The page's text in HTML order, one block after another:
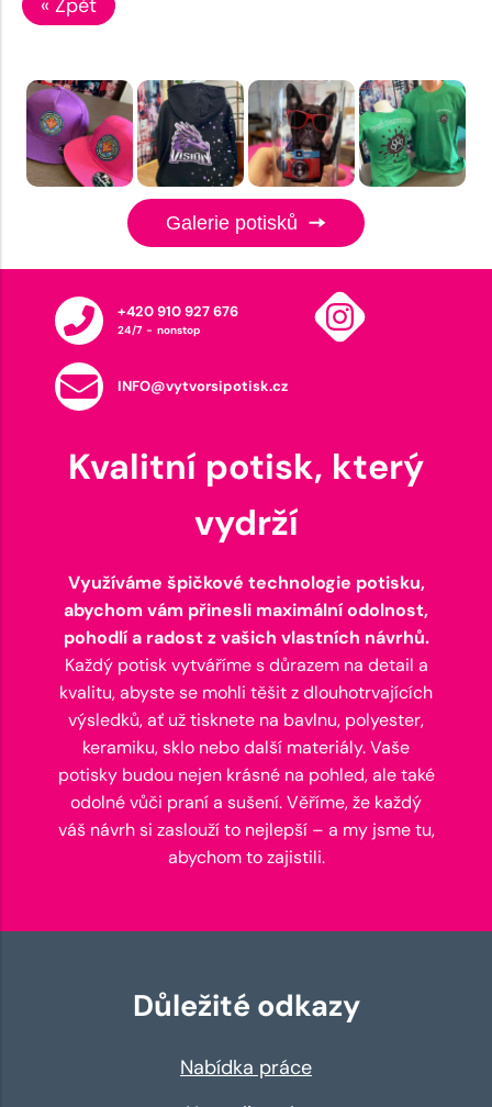
Galerie potisků
+420 910 927 676
24/7 - nonstop
INFO@vytvorsipotisk.cz
Kvalitní potisk, který
vydrží
Využíváme špičkové technologie potisku,
abychom vám přinesli maximální odolnost,
pohodlí a radost z vašich vlastních návrhů.
Každý potisk vytváříme s důrazem na detail a
kvalitu, abyste se mohli těšit z dlouhotrvajících
výsledků, ať už tisknete na bavlnu, polyester,
keramiku, sklo nebo další materiály. Vaše
potisky budou nejen krásné na pohled, ale také
odolné vůči praní a sušení. Věříme, že každý
váš návrh si zaslouží to nejlepší – a my jsme tu,
abychom to zajistili.
Důležité odkazy
Nabídka práce